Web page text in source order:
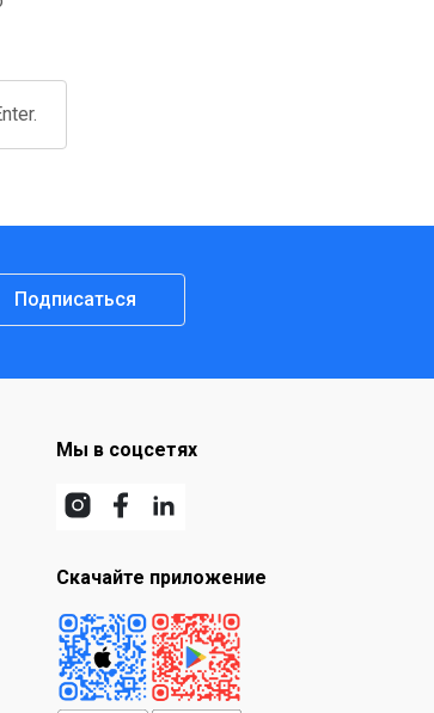
Подписаться
Мы в соцсетях
Скачайте приложение